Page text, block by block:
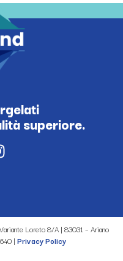
superiore.
Loreto 8/A | 83031 – Ariano
| Privacy Policy